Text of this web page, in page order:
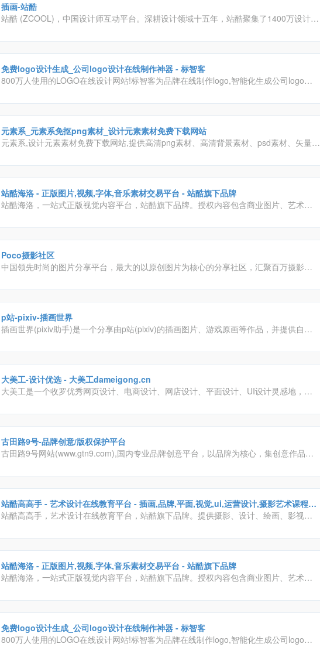
插画-站酷
站酷 (ZCOOL)，中国设计师互动平台。深耕设计领域十五年，站酷聚集了1400万设计
免费logo设计生成_公司logo设计在线制作神器 - 标智客
800万人使用的LOGO在线设计网站!标智客为品牌在线制作logo,智能化生成公司logo设
元素系_元素系免抠png素材_设计元素素材免费下载网站
元素系,设计元素素材免费下载网站,提供高清png素材、高清背景素材、psd素材、矢量素
下载.
站酷海洛 - 正版图片,视频,字体,音乐素材交易平台 - 站酷旗下品牌
站酷海洛，一站式正版视觉内容平台，站酷旗下品牌。授权内容包含商业图片、艺术插
想、奥美、盛世长城、百度、360、招商银行、工商银行等数万家企业级客户提供全方位
安全、高效、优质的视觉创意解决方案。
Poco摄影社区
中国领先时尚的图片分享平台，最大的以原创图片为核心的分享社区，汇聚百万摄影与
p站-pixiv-插画世界
插画世界(pixiv助手)是一个分享由p站(pixiv)的插画图片、游戏原画等作品，并提供自由
辑等功能形成具有其特色的图片社交网络
大美工-设计优选 - 大美工dameigong.cn
大美工是一个收罗优秀网页设计、电商设计、网店设计、平面设计、UI设计灵感地，还
古田路9号-品牌创意/版权保护平台
古田路9号网站(www.gtn9.com),国内专业品牌创意平台，以品牌为核心，集创意作品分
涉及：艺术创作、广告创意、交互设计、时尚文化等诸多创意产业。
站酷高高手 - 艺术设计在线教育平台 - 插画,品牌,平面,视觉,ui,运营设计,摄影艺术课程培
训
站酷高高手，艺术设计在线教育平台，站酷旗下品牌。提供摄影、设计、绘画、影视、
亟待入行的设计新人，还是自驱进阶的设计从业者，都可以通过300余门包罗万象的在线
课程，随时链接行业高手，学习前沿知识，快速提升职业竞争力
站酷海洛 - 正版图片,视频,字体,音乐素材交易平台 - 站酷旗下品牌
站酷海洛，一站式正版视觉内容平台，站酷旗下品牌。授权内容包含商业图片、艺术插
想、奥美、盛世长城、百度、360、招商银行、工商银行等数万家企业级客户提供全方位
安全、高效、优质的视觉创意解决方案。
免费logo设计生成_公司logo设计在线制作神器 - 标智客
800万人使用的LOGO在线设计网站!标智客为品牌在线制作logo,智能化生成公司logo设